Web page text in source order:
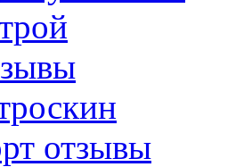
отзывы